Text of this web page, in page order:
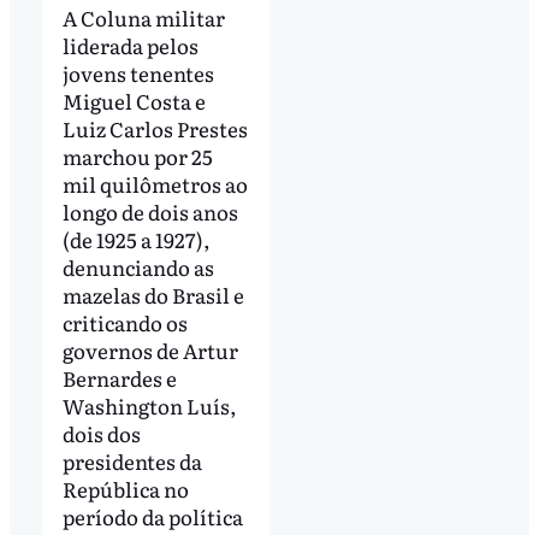
A Coluna militar
liderada pelos
jovens tenentes
Miguel Costa e
Luiz Carlos Prestes
marchou por 25
mil quilômetros ao
longo de dois anos
(de 1925 a 1927),
denunciando as
mazelas do Brasil e
criticando os
governos de Artur
Bernardes e
Washington Luís,
dois dos
presidentes da
República no
período da política